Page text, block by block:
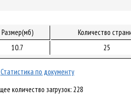
Размер(мб) Количество
10.7 25
Статистика по документу
количество загрузок: 228